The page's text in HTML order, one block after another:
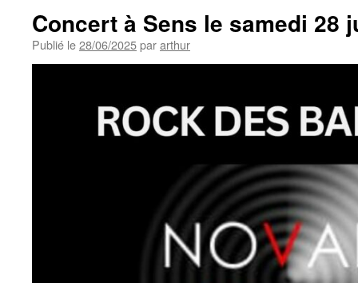
Concert à Sens le samedi 28
Publié le28/06/2025pararthur